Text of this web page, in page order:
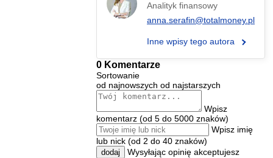
Analityk finansowy
anna.serafin@totalmoney.pl
Inne wpisy tego autora
0 Komentarze
Sortowanie
od najnowszych od najstarszych
Wpisz
komentarz (od 5 do 5000 znaków)
Wpisz imię
lub nick (od 2 do 40 znaków)
dodaj
Wysyłając opinię akceptujesz